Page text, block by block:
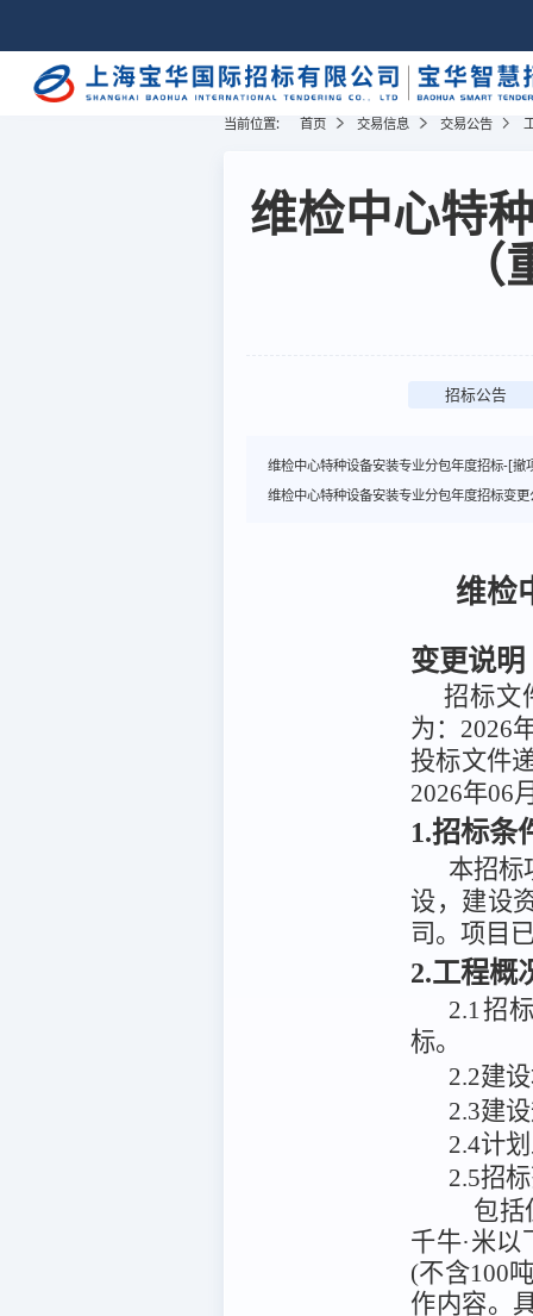
当前位置: 首页 交易信息 交易公告
维检中心特
招标公告
维检中心特种设备安装专业分包年度招标-[撤
维检中心特种设备安装专业分包年度招标变
维检
变更说明
招标文
为：2026
投标文件
2026年06
1.招标条
本招标
设， 建设
司。项目
2.工程概
2.1招
标。
2.2建
2.3建
2.4计
2.5招
包括
千牛·米
(不含100
作内容。